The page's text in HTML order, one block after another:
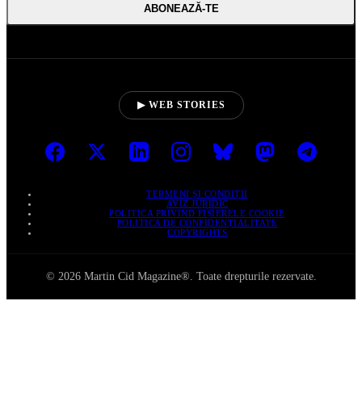
ABONEAZĂ‑TE
▶ WEB STORIES
TERMENI ȘI CONDIȚII
AVIZ JURIDIC
POLITICA PRIVIND FIȘIERELE COOKIE
POLITICA DE CONFIDENȚIALITATE
COPYRIGHTS
© 2026 Martin Cid Magazine®. Toate drepturile rezervate.